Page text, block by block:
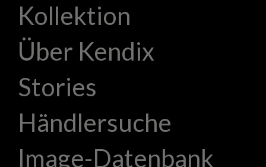
Kollektion
Über Kendix
Stories
Händlersuche
Image-Datenbank